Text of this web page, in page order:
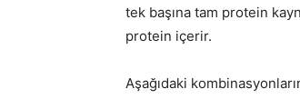
tek başına tam protein
protein içerir.
Aşağıdaki